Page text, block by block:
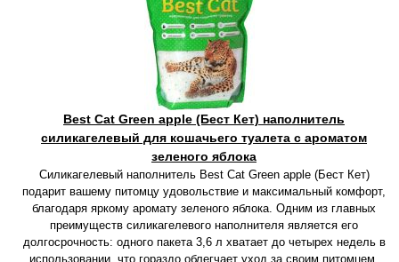
Best Cat Green apple (Бест Кет) наполнитель
силикагелевый для кошачьего туалета с ароматом
зеленого яблока
Силикагелевый наполнитель Best Cat Green apple (Бест Кет)
подарит вашему питомцу удовольствие и максимальный комфорт,
благодаря яркому аромату зеленого яблока. Одним из главных
преимуществ силикагелевого наполнителя является его
долгосрочность: одного пакета 3,6 л хватает до четырех недель в
использовании, что гораздо облегчает уход за своим питомцем.